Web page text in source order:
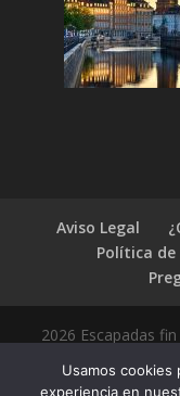
Aviso Legal
Política de
2026 Escapadas
Usamos cookies
experiencia en